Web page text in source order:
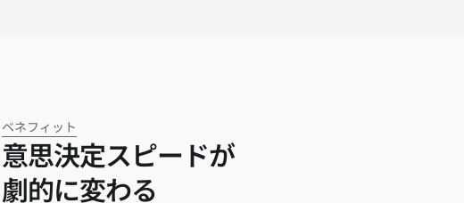
ベネフィット
意思決定スピードが
劇的に変わる